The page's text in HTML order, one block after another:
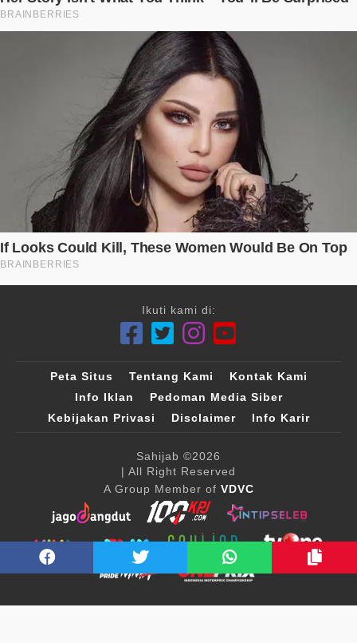
Ikuti kami di:
Peta Situs Tentang Kami
Kontak Kami
Info Iklan
Pedoman Media Siber
Kebijakan Privasi
Disclaimer Info Karir
Sahijab ©2026
| All Right Reserved
A Group Member of VDVC